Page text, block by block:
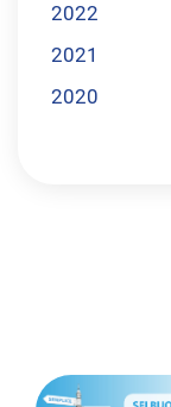
2022
2021
2020